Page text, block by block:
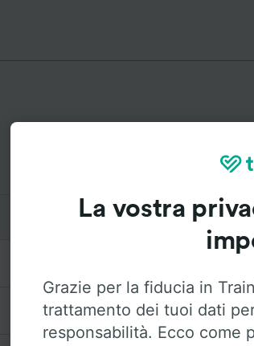
Itinerari più
La vostra
Grazie per la fiducia in
trattamento dei tuoi dati
responsabilità. Ecco come